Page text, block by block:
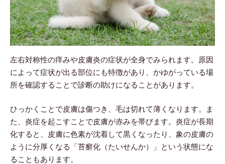
左右対称性の痒みや皮膚炎の症状が全身でみられます。原因
によって症状が出る部位にも特徴があり、かゆがっている場
所を確認することで診断の助けになることがあります。
ひっかくことで皮膚は傷つき、毛は切れて薄くなります。ま
た、炎症を起こすことで皮膚が赤みを帯びます。炎症が長期
化すると、皮膚に色素が沈着して黒くなったり、象の皮膚の
ように分厚くなる「苔癬化（たいせんか）」という状態にな
ることもあります。